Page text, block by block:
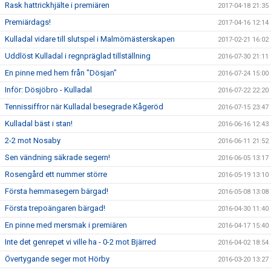
Rask hattrickhjälte i premiären 2017-04-18 21:35
Premiärdags! 2017-04-16 12:14
Kulladal vidare till slutspel i Malmömästerskapen 2017-02-21 16:02
Uddlöst Kulladal i regnpräglad tillställning 2016-07-30 21:11
En pinne med hem från "Dösjan" 2016-07-24 15:00
Inför: Dösjöbro - Kulladal 2016-07-22 22:20
Tennissiffror när Kulladal besegrade Kågeröd 2016-07-15 23:47
Kulladal bäst i stan! 2016-06-16 12:43
2-2 mot Nosaby 2016-06-11 21:52
Sen vändning säkrade segern! 2016-06-05 13:17
Rosengård ett nummer större 2016-05-19 13:10
Första hemmasegern bärgad! 2016-05-08 13:08
Första trepoängaren bärgad! 2016-04-30 11:40
En pinne med mersmak i premiären 2016-04-17 15:40
Inte det genrepet vi ville ha - 0-2 mot Bjärred 2016-04-02 18:54
Övertygande seger mot Hörby 2016-03-20 13:27